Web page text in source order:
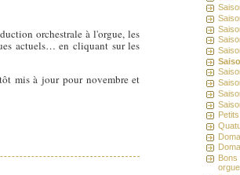
orchestrale à l'orgue, les
actuels… en cliquant sur les
mis à jour pour novembre et
Bons